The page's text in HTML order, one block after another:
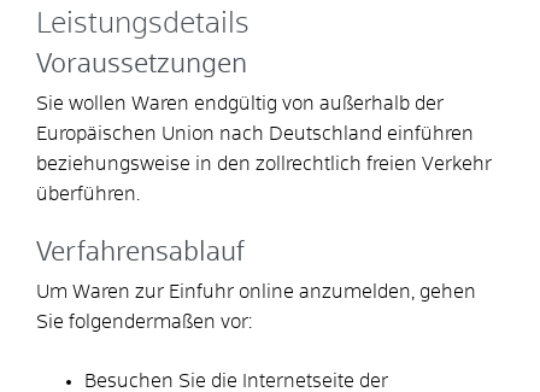
Leistungsdetails
Voraussetzungen
Sie wollen Waren endgültig von außerhalb der
Europäischen Union nach Deutschland einführen
beziehungsweise in den zollrechtlich freien Verkehr
überführen.
Verfahrensablauf
Um Waren zur Einfuhr online anzumelden, gehen
Sie folgendermaßen vor:
Besuchen Sie die Internetseite der